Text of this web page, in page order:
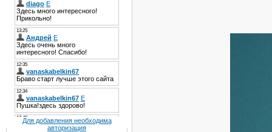
Для добавления необходима
авторизация